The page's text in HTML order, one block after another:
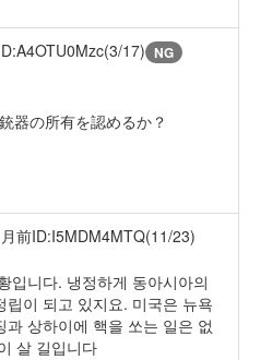
17) NG
器の所有を認めるか？
前ID:I5MDM4MTQ(11/23)
입니다. 냉정하게 동아시아의
립이 되고 있지요. 미국은 뉴욕
과 상하이에 핵을 쏘는 일은 없
살 길입니다